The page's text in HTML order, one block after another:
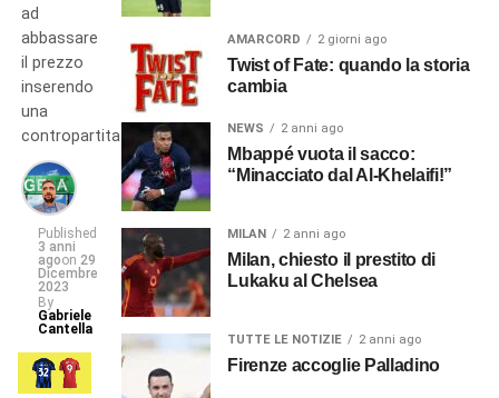
ad
abbassare
il prezzo
inserendo
una
contropartita…
Published
3 anni
agoon 29
Dicembre
2023
By
Gabriele
Cantella
AMARCORD 2 giorni ago
Twist of Fate: quando la storia
cambia
NEWS 2 anni ago
Mbappé vuota il sacco:
“Minacciato dal Al-Khelaifi!”
MILAN 2 anni ago
Milan, chiesto il prestito di
Lukaku al Chelsea
TUTTE LE NOTIZIE 2 anni ago
Firenze accoglie Palladino